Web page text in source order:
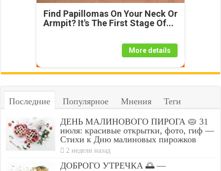
Find Papillomas On Your Neck Or
Armpit? It's The First Stage Of...
More details
Последние Популярное Мнения Теги
ДЕНЬ МАЛИНОВОГО ПИРОГА 🥧 31
июля: красивые открытки, фото, гиф —
Стихи к Дню малиновых пирожков
2 недели назад
ДОБРОГО УТРЕЧКА 🌅 —